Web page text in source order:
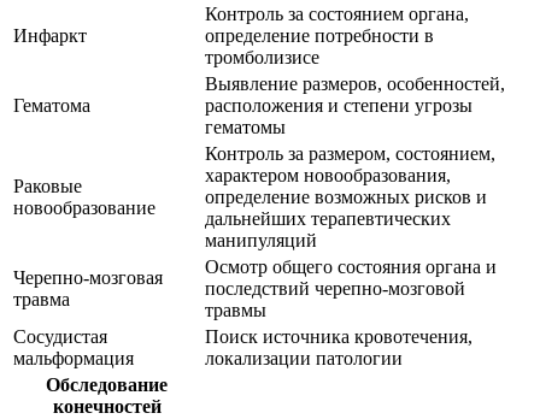
Инфаркт
Контроль за состоянием органа,
определение потребности в
тромболизисе
Гематома
Выявление размеров, особенностей,
расположения и степени угрозы
гематомы
Раковые
новообразование
Контроль за размером, состоянием,
характером новообразования,
определение возможных рисков и
дальнейших терапевтических
манипуляций
Черепно-мозговая
травма
Осмотр общего состояния органа и
последствий черепно-мозговой
травмы
Сосудистая
мальформация
Поиск источника кровотечения,
локализации патологии
Обследование
конечностей